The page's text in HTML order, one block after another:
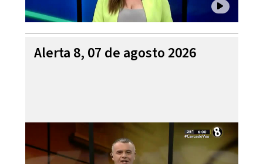
Alerta 8, 07 de agosto 2026